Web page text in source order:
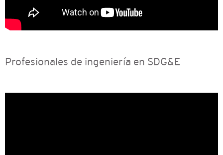
Profesionales de ingeniería en SDG&E